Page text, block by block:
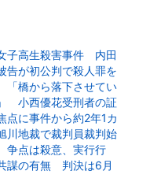
子高生殺害事件 内田
告が初公判で殺人罪を
橋から落下させてい
小西優花受刑者の証
点に事件から約2年1カ
川地裁で裁判員裁判始
争点は殺意、実行行
謀の有無 判決は6月